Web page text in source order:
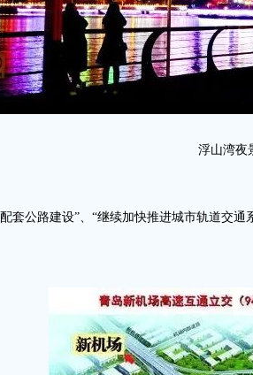
浮山湾夜
套公路建设”、“继续加快推进城市轨道交通